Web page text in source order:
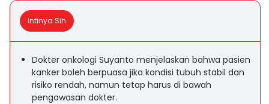
Intinya Sih
Dokter onkologi Suyanto menjelaskan bahwa pasien
kanker boleh berpuasa jika kondisi tubuh stabil dan
risiko rendah, namun tetap harus di bawah
pengawasan dokter.